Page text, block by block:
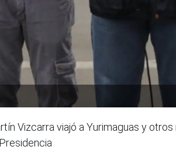
Vizcarra viajó a Yurimaguas y